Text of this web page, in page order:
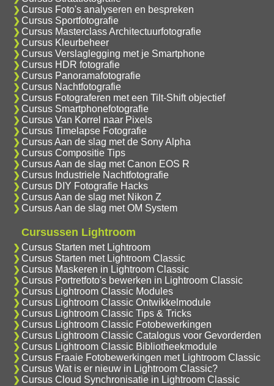
Cursus Foto's analyseren en bespreken
Cursus Sportfotografie
Cursus Masterclass Architectuurfotografie
Cursus Kleurbeheer
Cursus Verslaglegging met je Smartphone
Cursus HDR fotografie
Cursus Panoramafotografie
Cursus Nachtfotografie
Cursus Fotograferen met een Tilt-Shift objectief
Cursus Smartphonefotografie
Cursus Van Korrel naar Pixels
Cursus Timelapse Fotografie
Cursus Aan de slag met de Sony Alpha
Cursus Compositie Tips
Cursus Aan de slag met Canon EOS R
Cursus Industriele Nachtfotografie
Cursus DIY Fotografie Hacks
Cursus Aan de slag met Nikon Z
Cursus Aan de slag met OM System
Cursussen Lightroom
Cursus Starten met Lightroom
Cursus Starten met Lightroom Classic
Cursus Maskeren in Lightroom Classic
Cursus Portretfoto's bewerken in Lightroom Classic
Cursus Lightroom Classic Modules
Cursus Lightroom Classic Ontwikkelmodule
Cursus Lightroom Classic Tips & Tricks
Cursus Lightroom Classic Fotobewerkingen
Cursus Lightroom Classic Catalogus voor Gevorderden
Cursus Lightroom Classic Bibliotheekmodule
Cursus Fraaie Fotobewerkingen met Lightroom Classic
Cursus Wat is er nieuw in Lightroom Classic?
Cursus Cloud Synchronisatie in Lightroom Classic